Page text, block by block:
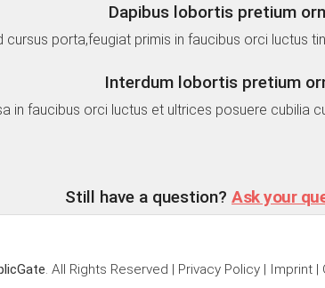
Dapibus lobortis pretium
cursus porta,feugiat primis in faucibus orci luctus
Interdum lobortis pretium
in faucibus orci luctus et ultrices posuere cubilia
Still have a question? Ask your
. All Rights Reserved | Privacy Policy | Imprint |